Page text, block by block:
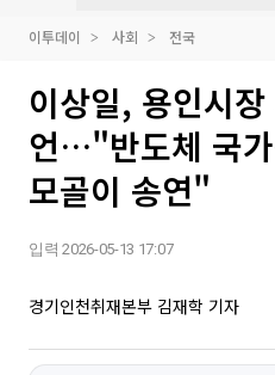
이투데이 사회 전국
이상일, 용인시
언…"반도체 국
모골이 송연"
입력 2026-05-13 17:07
경기인천취재본부 김재학 기자